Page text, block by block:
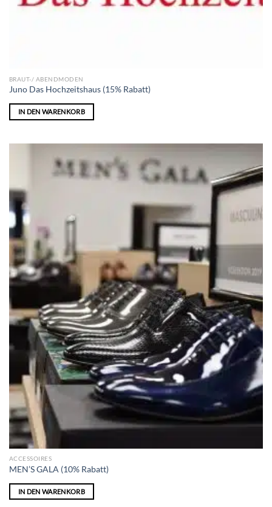
BRAUT-/ ABENDMODEN
Juno Das Hochzeitshaus (15% Rabatt)
IN DEN WARENKORB
ACCESSOIRES
MEN’S GALA (10% Rabatt)
IN DEN WARENKORB